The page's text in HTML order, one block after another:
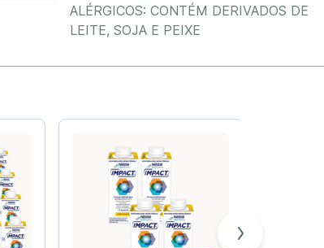
ALÉRGICOS: CONTÉM DERIVADOS DE
LEITE, SOJA E PEIXE